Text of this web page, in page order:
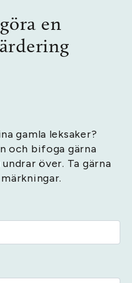
en
gamla leksaker?
och bifoga gärna
över. Ta gärna